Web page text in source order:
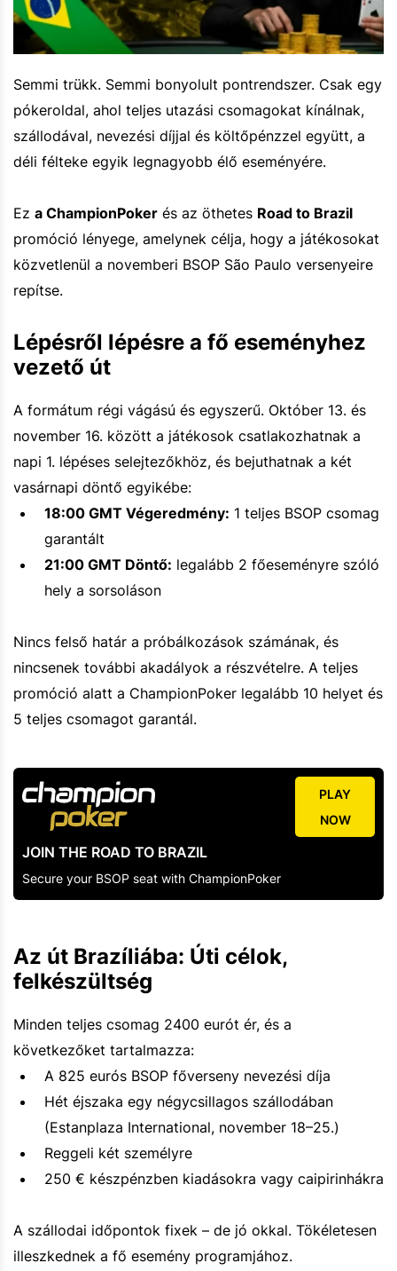
Semmi trükk. Semmi bonyolult pontrendszer. Csak egy
pókeroldal, ahol teljes utazási csomagokat kínálnak,
szállodával, nevezési díjjal és költőpénzzel együtt, a
déli félteke egyik legnagyobb élő eseményére.
Ez a ChampionPoker és az öthetes Road to Brazil
promóció lényege, amelynek célja, hogy a játékosokat
közvetlenül a novemberi BSOP São Paulo versenyeire
repítse.
Lépésről lépésre a fő eseményhez
vezető út
A formátum régi vágású és egyszerű. Október 13. és
november 16. között a játékosok csatlakozhatnak a
napi 1. lépéses selejtezőkhöz, és bejuthatnak a két
vasárnapi döntő egyikébe:
18:00 GMT Végeredmény: 1 teljes BSOP csomag
garantált
21:00 GMT Döntő: legalább 2 főeseményre szóló
hely a sorsoláson
Nincs felső határ a próbálkozások számának, és
nincsenek további akadályok a részvételre. A teljes
promóció alatt a ChampionPoker legalább 10 helyet és
5 teljes csomagot garantál.
JOIN THE ROAD TO BRAZIL
Secure your BSOP seat with ChampionPoker
PLAY
NOW
Az út Brazíliába: Úti célok,
felkészültség
Minden teljes csomag 2400 eurót ér, és a
következőket tartalmazza:
A 825 eurós BSOP főverseny nevezési díja
Hét éjszaka egy négycsillagos szállodában
(Estanplaza International, november 18–25.)
Reggeli két személyre
250 € készpénzben kiadásokra vagy caipirinhákra
A szállodai időpontok fixek – de jó okkal. Tökéletesen
illeszkednek a fő esemény programjához.